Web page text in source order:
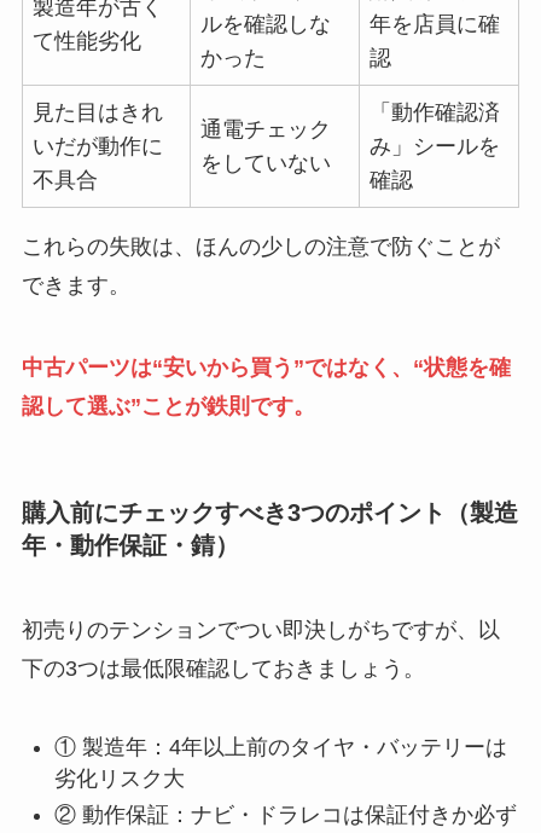
製造年が古く
て性能劣化
ルを確認しな
かった
年を店員に確
認
見た目はきれ
いだが動作に
不具合
通電チェック
をしていない
「動作確認済
み」シールを
確認
これらの失敗は、ほんの少しの注意で防ぐことが
できます。
中古パーツは“安いから買う”ではなく、“状態を確
認して選ぶ”ことが鉄則です。
購入前にチェックすべき3つのポイント（製造
年・動作保証・錆）
初売りのテンションでつい即決しがちですが、以
下の3つは最低限確認しておきましょう。
① 製造年：4年以上前のタイヤ・バッテリーは
劣化リスク大
② 動作保証：ナビ・ドラレコは保証付きか必ず